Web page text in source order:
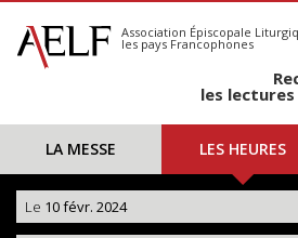
S'abonner
Calendrier
Association Épiscopale
les pays Francophones
les
LA MESSE LES HEURES
Le 10 févr. 2024